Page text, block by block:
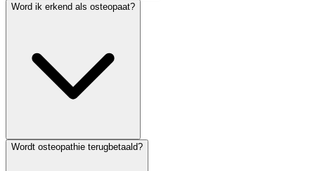
Word ik erkend als osteopaat?
Wordt osteopathie terugbetaald?